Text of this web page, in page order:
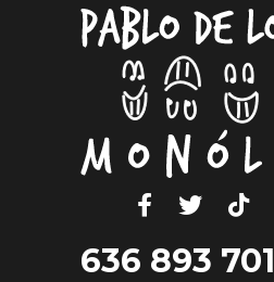
636 893 701